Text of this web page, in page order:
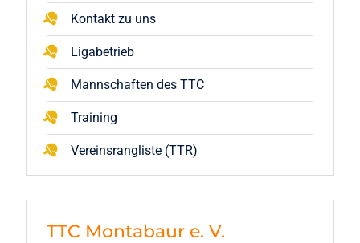
Kontakt zu uns
Ligabetrieb
Mannschaften des TTC
Training
Vereinsrangliste (TTR)
TTC Montabaur e. V.